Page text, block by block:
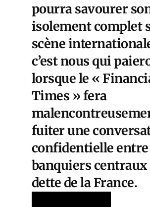
pourra savourer
isolement complet
scène
c’est nous qui
lorsque le «
Times » fera
fuiter une
confidentielle entre
banquiers centraux
dette de la France.